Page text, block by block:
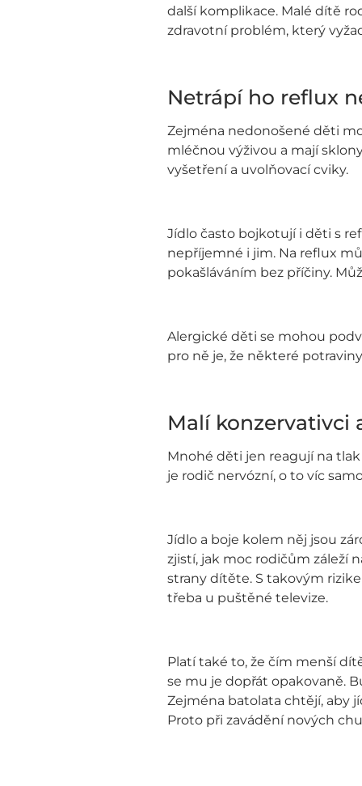
další komplikace. Malé dítě
zdravotní problém, který
Netrápí ho reflux
Zejména nedonošené děti
mléčnou výživou a mají
vyšetření a uvolňovací cviky.
Jídlo často bojkotují i děti s
nepříjemné i jim. Na reflux
pokašláváním bez příčiny.
Alergické děti se mohou
pro ně je, že některé
Malí konzervativci
Mnohé děti jen reagují na
je rodič nervózní, o to víc
Jídlo a boje kolem něj jsou
zjistí, jak moc rodičům záleží
strany dítěte. S takovým
třeba u puštěné televize.
Platí také to, že čím menší
se mu je dopřát opakovaně.
Zejména batolata chtějí, aby
Proto při zavádění nových